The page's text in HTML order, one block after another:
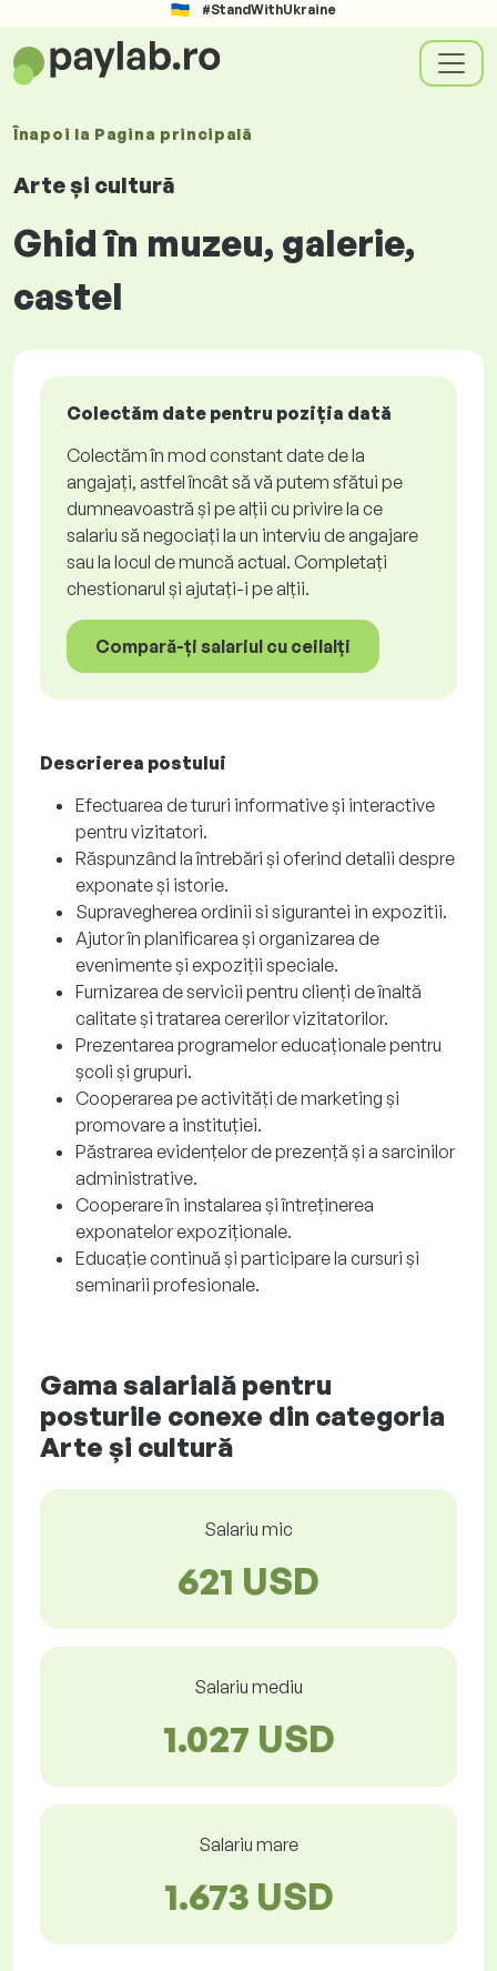
#StandWithUkraine
Înapoi la Pagina principală
Arte și cultură
Ghid în muzeu, galerie,
castel
Colectăm date pentru poziția dată
Colectăm în mod constant date de la
angajați, astfel încât să vă putem sfătui pe
dumneavoastră și pe alții cu privire la ce
salariu să negociați la un interviu de angajare
sau la locul de muncă actual. Completați
chestionarul și ajutați-i pe alții.
Compară-ți salariul cu ceilalți
Descrierea postului
Efectuarea de tururi informative și interactive
pentru vizitatori.
Răspunzând la întrebări și oferind detalii despre
exponate și istorie.
Supravegherea ordinii si sigurantei in expozitii.
Ajutor în planificarea și organizarea de
evenimente și expoziții speciale.
Furnizarea de servicii pentru clienți de înaltă
calitate și tratarea cererilor vizitatorilor.
Prezentarea programelor educaționale pentru
școli și grupuri.
Cooperarea pe activități de marketing și
promovare a instituției.
Păstrarea evidențelor de prezență și a sarcinilor
administrative.
Cooperare în instalarea și întreținerea
exponatelor expoziționale.
Educație continuă și participare la cursuri și
seminarii profesionale.
Gama salarială pentru
posturile conexe din categoria
Arte și cultură
Salariu mic
621 USD
Salariu mediu
1.027 USD
Salariu mare
1.673 USD